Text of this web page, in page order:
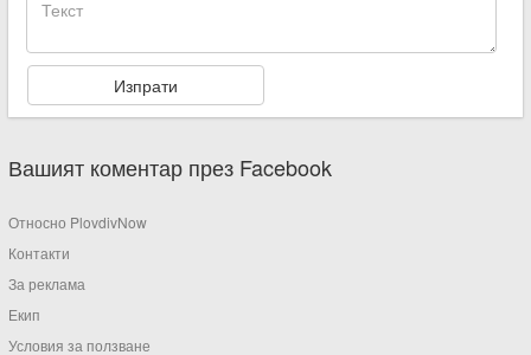
Вашият коментар през Facebook
Относно PlovdivNow
Контакти
За реклама
Екип
Условия за ползване